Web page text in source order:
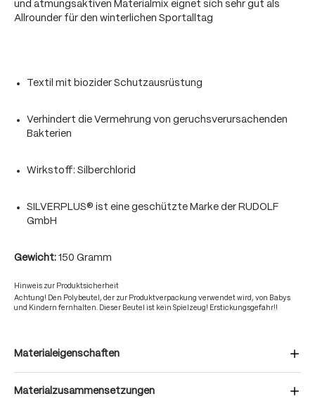
und atmungsaktiven Materialmix eignet sich sehr gut als
Allrounder für den winterlichen Sportalltag
Textil mit biozider Schutzausrüstung
Verhindert die Vermehrung von geruchsverursachenden
Bakterien
Wirkstoff: Silberchlorid
SILVERPLUS® ist eine geschützte Marke der RUDOLF
GmbH
Gewicht: 150 Gramm
Hinweis zur Produktsicherheit
Achtung! Den Polybeutel, der zur Produktverpackung verwendet wird, von Babys
und Kindern fernhalten. Dieser Beutel ist kein Spielzeug! Erstickungsgefahr!!
Materialeigenschaften
Materialzusammensetzungen